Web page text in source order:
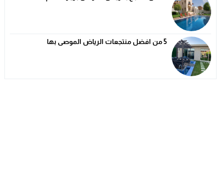
5 من افضل منتجعات الرياض الموصى بها